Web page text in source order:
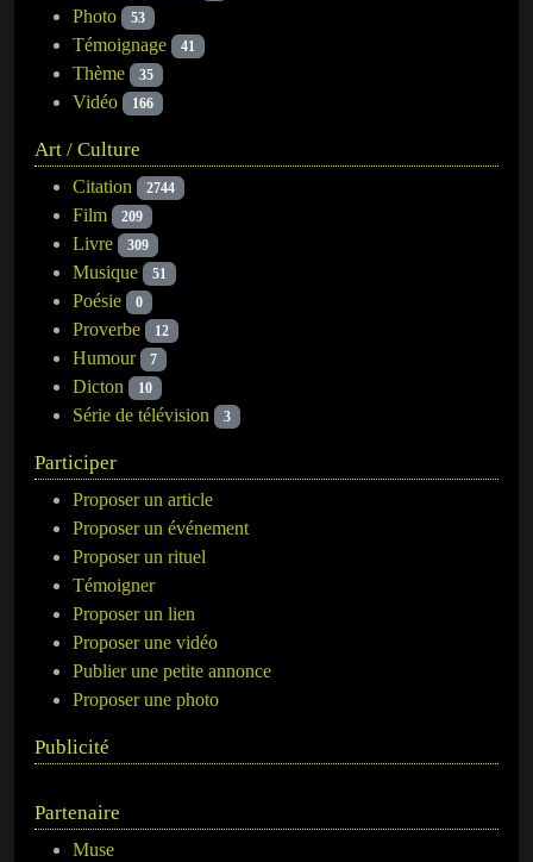
Photo 53
Témoignage 41
Thème 35
Vidéo 166
Art / Culture
Citation 2744
Film 209
Livre 309
Musique 51
Poésie 0
Proverbe 12
Humour 7
Dicton 10
Série de télévision 3
Participer
Proposer un article
Proposer un événement
Proposer un rituel
Témoigner
Proposer un lien
Proposer une vidéo
Publier une petite annonce
Proposer une photo
Publicité
Partenaire
Muse